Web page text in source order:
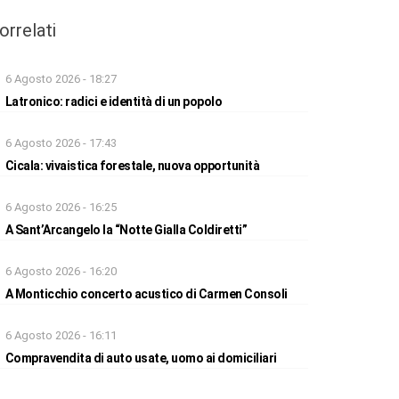
6 Agosto 2026 - 18:27
Latronico: radici e identità di un popolo
6 Agosto 2026 - 17:43
Cicala: vivaistica forestale, nuova opportunità
6 Agosto 2026 - 16:25
A Sant’Arcangelo la “Notte Gialla Coldiretti”
6 Agosto 2026 - 16:20
A Monticchio concerto acustico di Carmen Consoli
6 Agosto 2026 - 16:11
Compravendita di auto usate, uomo ai domiciliari